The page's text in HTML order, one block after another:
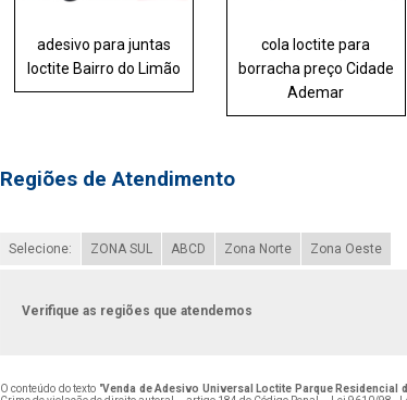
adesivo para juntas
loctite Bairro do Limão
cola loctite para
borracha preço Cidade
Ademar
Regiões de Atendimento
Selecione: ZONA SUL ABCD Zona Norte Zona Oeste
Verifique as regiões que atendemos
O conteúdo do texto "Venda de Adesivo Universal Loctite Parque Residencial